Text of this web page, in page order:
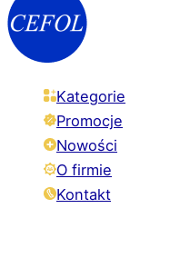
Kategorie
Promocje
Nowości
O firmie
Kontakt